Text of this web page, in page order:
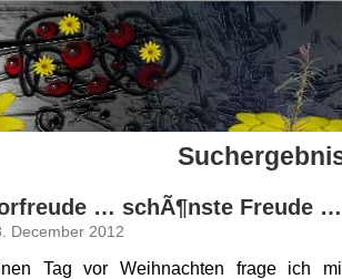
… schÃ¶nste Freude …
December 2012
Tag vor Weihnachten frage ich